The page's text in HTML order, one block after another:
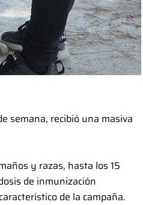
semana, recibió una masiva
y razas, hasta los 15
de inmunización
de la campaña.